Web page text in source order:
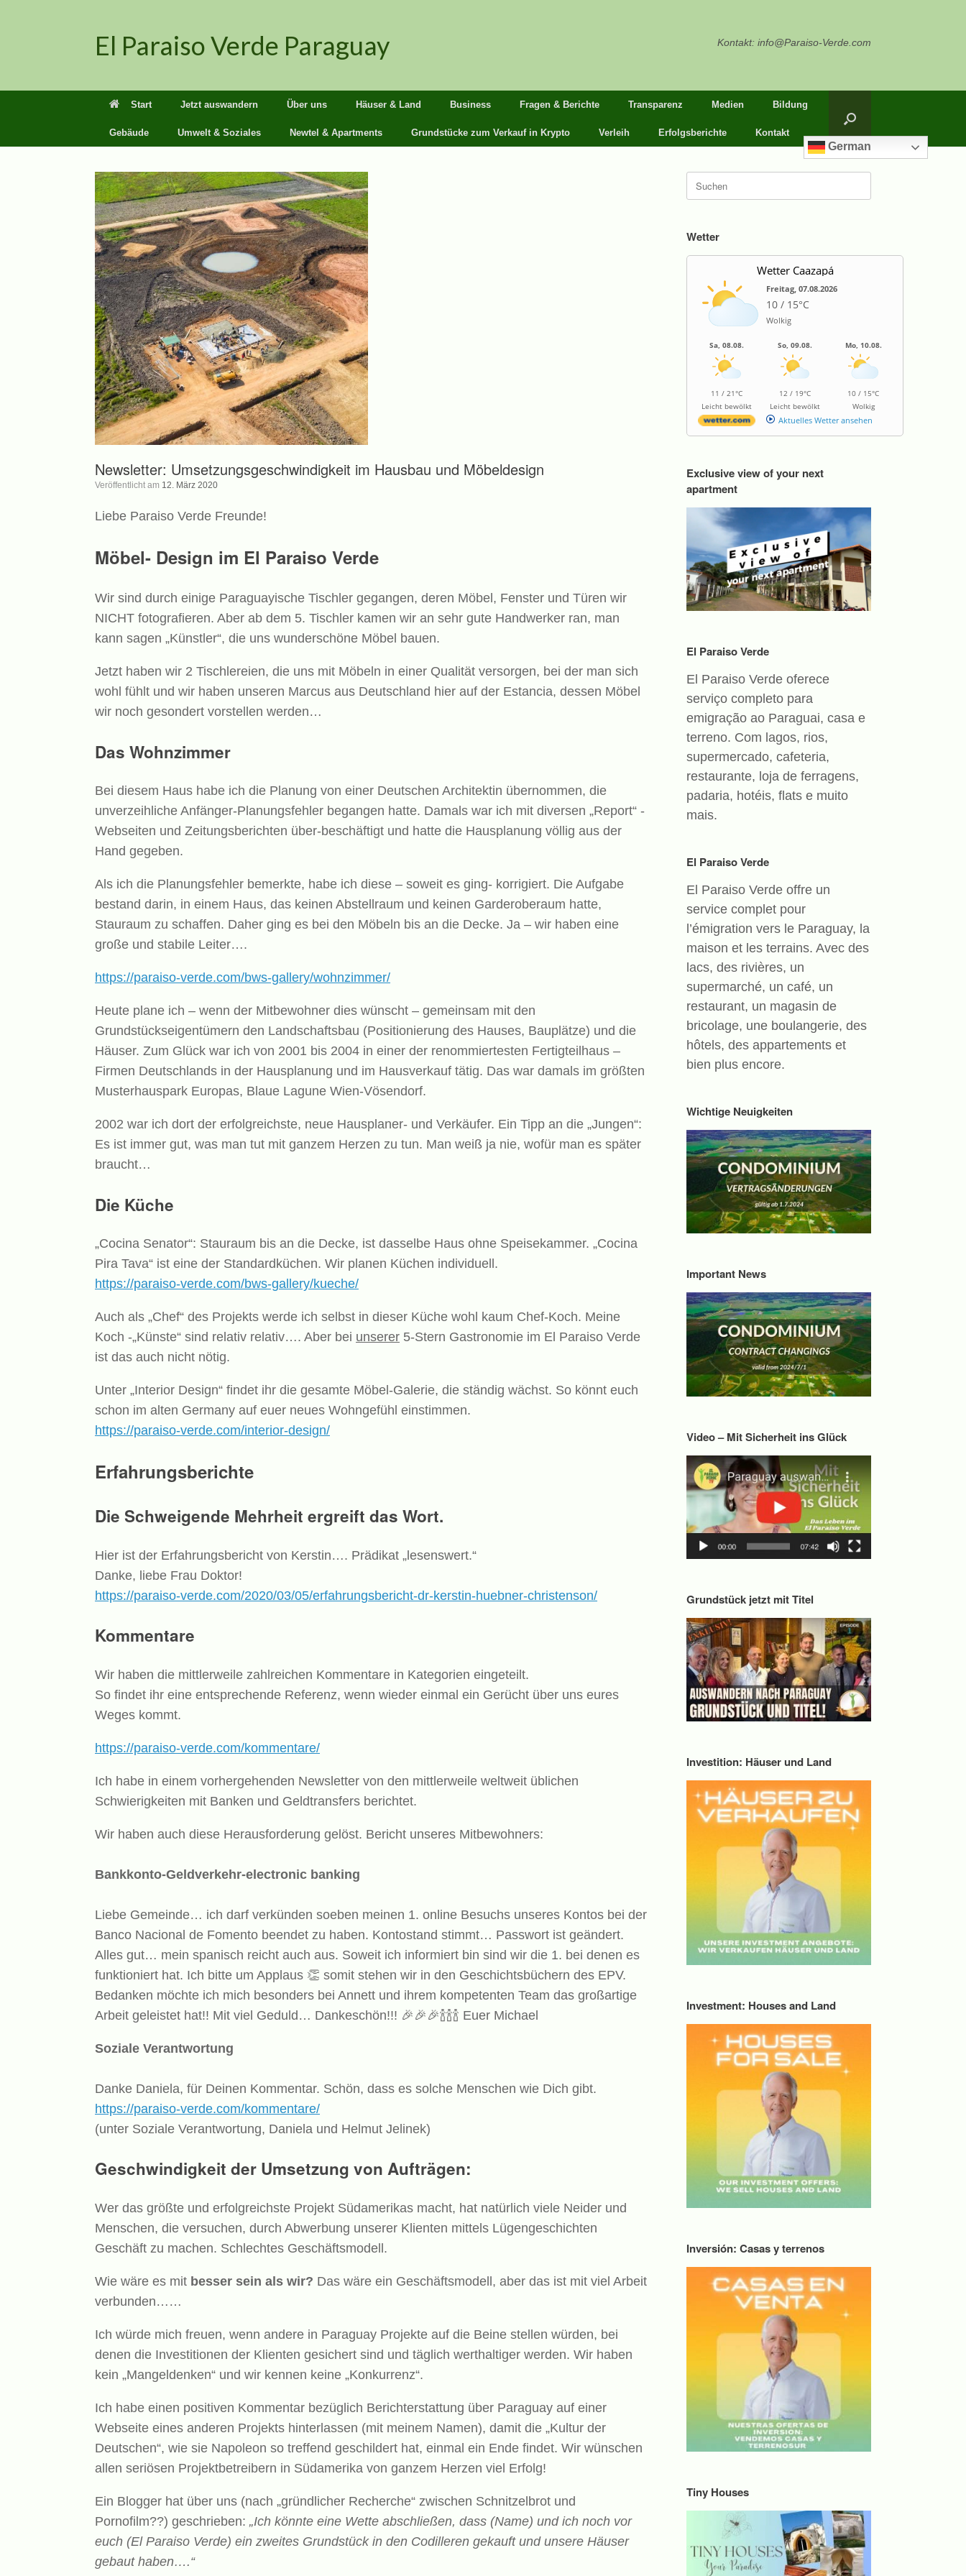
El Paraiso Verde Paraguay Kontakt: info@Paraiso-Verde.com
Start Jetzt auswandern Über uns Häuser & Land Business Fragen & Berichte Transparenz Medien Bildung
Gebäude Umwelt & Soziales Newtel & Apartments Grundstücke zum Verkauf in Krypto Verleih Erfolgsberichte Kontakt
German
Newsletter: Umsetzungsgeschwindigkeit im Hausbau und Möbeldesign
Veröffentlicht am 12. März 2020
Liebe Paraiso Verde Freunde!
Möbel- Design im El Paraiso Verde
Wir sind durch einige Paraguayische Tischler gegangen, deren Möbel, Fenster und Türen wir
NICHT fotografieren. Aber ab dem 5. Tischler kamen wir an sehr gute Handwerker ran, man
kann sagen „Künstler“, die uns wunderschöne Möbel bauen.
Jetzt haben wir 2 Tischlereien, die uns mit Möbeln in einer Qualität versorgen, bei der man sich
wohl fühlt und wir haben unseren Marcus aus Deutschland hier auf der Estancia, dessen Möbel
wir noch gesondert vorstellen werden…
Das Wohnzimmer
Bei diesem Haus habe ich die Planung von einer Deutschen Architektin übernommen, die
unverzeihliche Anfänger-Planungsfehler begangen hatte. Damals war ich mit diversen „Report“ -
Webseiten und Zeitungsberichten über-beschäftigt und hatte die Hausplanung völlig aus der
Hand gegeben.
Als ich die Planungsfehler bemerkte, habe ich diese – soweit es ging- korrigiert. Die Aufgabe
bestand darin, in einem Haus, das keinen Abstellraum und keinen Garderoberaum hatte,
Stauraum zu schaffen. Daher ging es bei den Möbeln bis an die Decke. Ja – wir haben eine
große und stabile Leiter….
https://paraiso-verde.com/bws-gallery/wohnzimmer/
Heute plane ich – wenn der Mitbewohner dies wünscht – gemeinsam mit den
Grundstückseigentümern den Landschaftsbau (Positionierung des Hauses, Bauplätze) und die
Häuser. Zum Glück war ich von 2001 bis 2004 in einer der renommiertesten Fertigteilhaus –
Firmen Deutschlands in der Hausplanung und im Hausverkauf tätig. Das war damals im größten
Musterhauspark Europas, Blaue Lagune Wien-Vösendorf.
2002 war ich dort der erfolgreichste, neue Hausplaner- und Verkäufer. Ein Tipp an die „Jungen“:
Es ist immer gut, was man tut mit ganzem Herzen zu tun. Man weiß ja nie, wofür man es später
braucht…
Die Küche
„Cocina Senator“: Stauraum bis an die Decke, ist dasselbe Haus ohne Speisekammer. „Cocina
Pira Tava“ ist eine der Standardküchen. Wir planen Küchen individuell.
https://paraiso-verde.com/bws-gallery/kueche/
Auch als „Chef“ des Projekts werde ich selbst in dieser Küche wohl kaum Chef-Koch. Meine
Koch -„Künste“ sind relativ relativ…. Aber bei unserer 5-Stern Gastronomie im El Paraiso Verde
ist das auch nicht nötig.
Unter „Interior Design“ findet ihr die gesamte Möbel-Galerie, die ständig wächst. So könnt euch
schon im alten Germany auf euer neues Wohngefühl einstimmen.
https://paraiso-verde.com/interior-design/
Erfahrungsberichte
Die Schweigende Mehrheit ergreift das Wort.
Hier ist der Erfahrungsbericht von Kerstin…. Prädikat „lesenswert.“
Danke, liebe Frau Doktor!
https://paraiso-verde.com/2020/03/05/erfahrungsbericht-dr-kerstin-huebner-christenson/
Kommentare
Wir haben die mittlerweile zahlreichen Kommentare in Kategorien eingeteilt.
So findet ihr eine entsprechende Referenz, wenn wieder einmal ein Gerücht über uns eures
Weges kommt.
https://paraiso-verde.com/kommentare/
Ich habe in einem vorhergehenden Newsletter von den mittlerweile weltweit üblichen
Schwierigkeiten mit Banken und Geldtransfers berichtet.
Wir haben auch diese Herausforderung gelöst. Bericht unseres Mitbewohners:
Bankkonto-Geldverkehr-electronic banking
Liebe Gemeinde… ich darf verkünden soeben meinen 1. online Besuchs unseres Kontos bei der
Banco Nacional de Fomento beendet zu haben. Kontostand stimmt… Passwort ist geändert.
Alles gut… mein spanisch reicht auch aus. Soweit ich informiert bin sind wir die 1. bei denen es
funktioniert hat. Ich bitte um Applaus 👏 somit stehen wir in den Geschichtsbüchern des EPV.
Bedanken möchte ich mich besonders bei Annett und ihrem kompetenten Team das großartige
Arbeit geleistet hat!! Mit viel Geduld… Dankeschön!!! 🎉🎉🎉🍾🍾🍾 Euer Michael
Soziale Verantwortung
Danke Daniela, für Deinen Kommentar. Schön, dass es solche Menschen wie Dich gibt.
https://paraiso-verde.com/kommentare/
(unter Soziale Verantwortung, Daniela und Helmut Jelinek)
Geschwindigkeit der Umsetzung von Aufträgen:
Wer das größte und erfolgreichste Projekt Südamerikas macht, hat natürlich viele Neider und
Menschen, die versuchen, durch Abwerbung unserer Klienten mittels Lügengeschichten
Geschäft zu machen. Schlechtes Geschäftsmodell.
Wie wäre es mit besser sein als wir? Das wäre ein Geschäftsmodell, aber das ist mit viel Arbeit
verbunden……
Ich würde mich freuen, wenn andere in Paraguay Projekte auf die Beine stellen würden, bei
denen die Investitionen der Klienten gesichert sind und täglich werthaltiger werden. Wir haben
kein „Mangeldenken“ und wir kennen keine „Konkurrenz“.
Ich habe einen positiven Kommentar bezüglich Berichterstattung über Paraguay auf einer
Webseite eines anderen Projekts hinterlassen (mit meinem Namen), damit die „Kultur der
Deutschen“, wie sie Napoleon so treffend geschildert hat, einmal ein Ende findet. Wir wünschen
allen seriösen Projektbetreibern in Südamerika von ganzem Herzen viel Erfolg!
Ein Blogger hat über uns (nach „gründlicher Recherche“ zwischen Schnitzelbrot und
Pornofilm??) geschrieben: „Ich könnte eine Wette abschließen, dass (Name) und ich noch vor
euch (El Paraiso Verde) ein zweites Grundstück in den Codilleren gekauft und unsere Häuser
gebaut haben….“
nach:
Wetter
Wetter Caazapá
Freitag, 07.08.2026
10 / 15°C
Wolkig
Sa, 08.08.
11 / 21°C
Leicht bewölkt
So, 09.08.
12 / 19°C
Leicht bewölkt
Mo, 10.08.
10 / 15°C
Wolkig
Aktuelles Wetter ansehen
Exclusive view of your next
apartment
El Paraiso Verde
El Paraiso Verde oferece
serviço completo para
emigração ao Paraguai, casa e
terreno. Com lagos, rios,
supermercado, cafeteria,
restaurante, loja de ferragens,
padaria, hotéis, flats e muito
mais.
El Paraiso Verde
El Paraiso Verde offre un
service complet pour
l’émigration vers le Paraguay, la
maison et les terrains. Avec des
lacs, des rivières, un
supermarché, un café, un
restaurant, un magasin de
bricolage, une boulangerie, des
hôtels, des appartements et
bien plus encore.
Wichtige Neuigkeiten
Important News
Video – Mit Sicherheit ins Glück
Grundstück jetzt mit Titel
Investition: Häuser und Land
Investment: Houses and Land
Inversión: Casas y terrenos
Tiny Houses